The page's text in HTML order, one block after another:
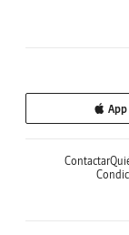
App
Contactar